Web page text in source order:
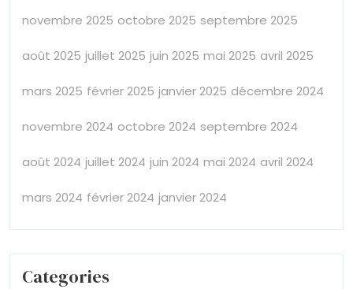
novembre 2025 octobre 2025 septembre 2025
août 2025 juillet 2025 juin 2025 mai 2025 avril 2025
mars 2025 février 2025 janvier 2025 décembre 2024
novembre 2024 octobre 2024 septembre 2024
août 2024 juillet 2024 juin 2024 mai 2024 avril 2024
mars 2024 février 2024 janvier 2024
Categories